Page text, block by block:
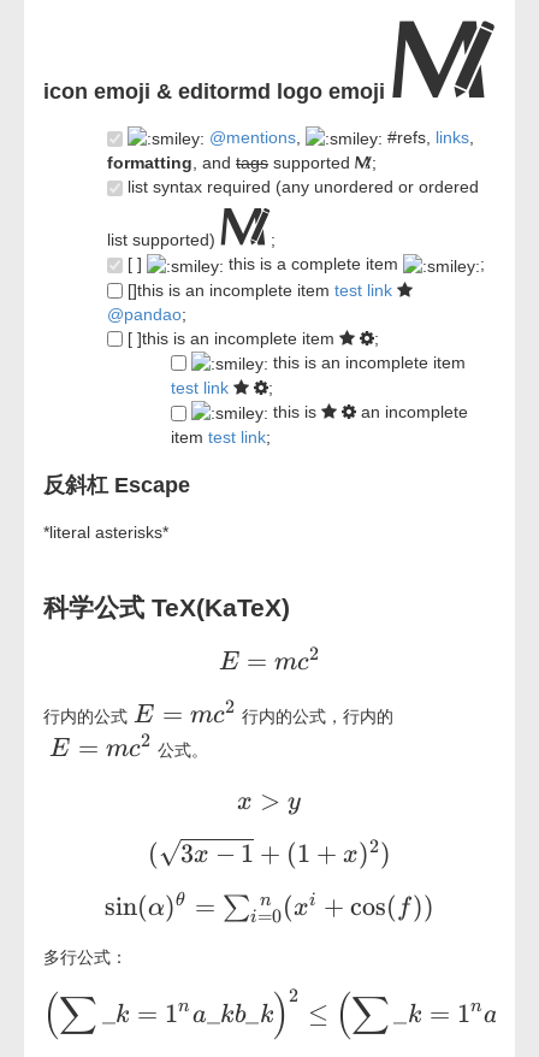
icon emoji & editormd logo emoji
@mentions #refs, links
formatting, and tags supported
;
list syntax required (any unordered or ordered
list supported)
;
[ ]
this is a complete item
;
[]this is an incomplete item test link
@pandao;
[ ]this is an incomplete item
;
this is an incomplete item
test link
;
this is
an incomplete
item test link;
反斜杠 Escape
*literal asterisks*
科学公式 TeX(KaTeX)
E=mc^2
E = mc2
行内的公式 E=mc^2
E = mc2 行内的公式，行内的
E=mc^2
E = mc2 公式。
x > y
x > y
(\sqrt{3x-1}+(1+x)^2)
(√3x − 1 + (1 + x)2)
sin(α)θ = ∑i=0
n (xi + cos( f))
多行公式：
\displaystyle \left( \sum\_{k=1}^n
(∑ k = 1n a kb_ k)2
≤ (∑ k = 1na